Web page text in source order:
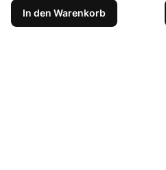
In den Warenkorb